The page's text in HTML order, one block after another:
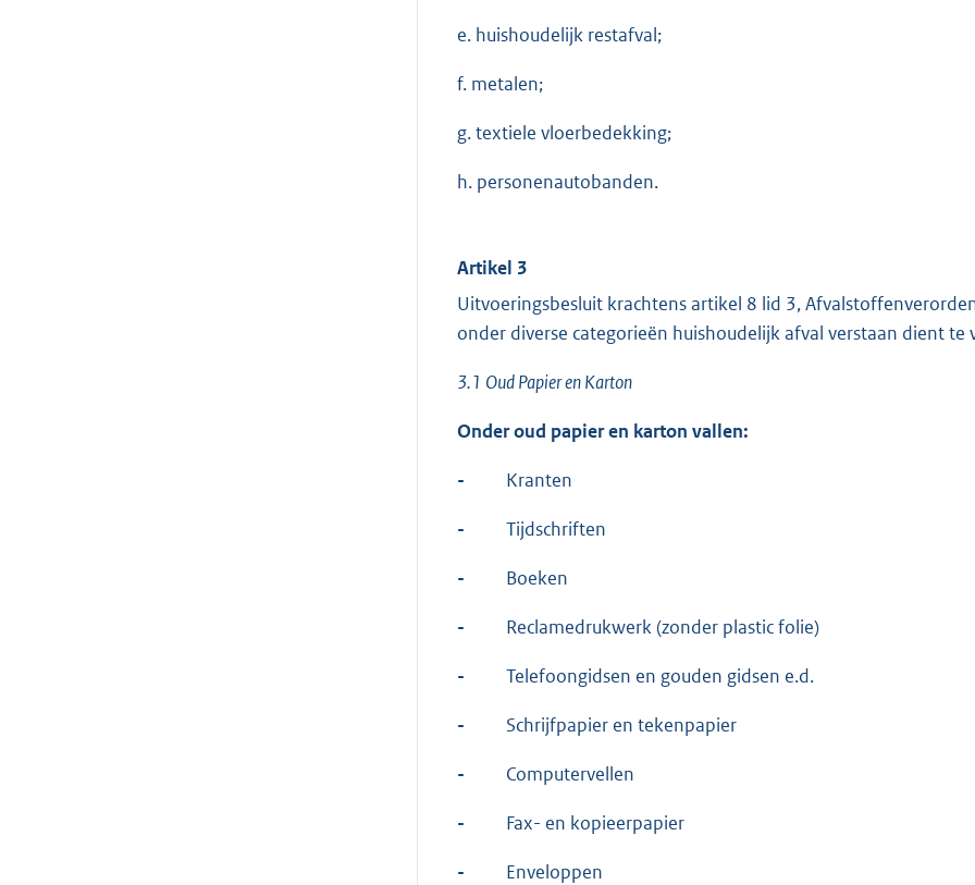
e. huishoudelijk restafval;
f. metalen;
g. textiele vloerbedekking;
h. personenautobanden.
Artikel 3
Uitvoeringsbesluit krachtens artikel 8 lid 3,
onder diverse categorieën huishoudelijk afval verstaan dient te
3.1 Oud Papier en Karton
Onder oud papier en karton vallen:
- Kranten
- Tijdschriften
- Boeken
- Reclamedrukwerk (zonder plastic folie)
- Telefoongidsen en gouden gidsen e.d.
- Schrijfpapier en tekenpapier
- Computervellen
- Fax- en kopieerpapier
- Enveloppen